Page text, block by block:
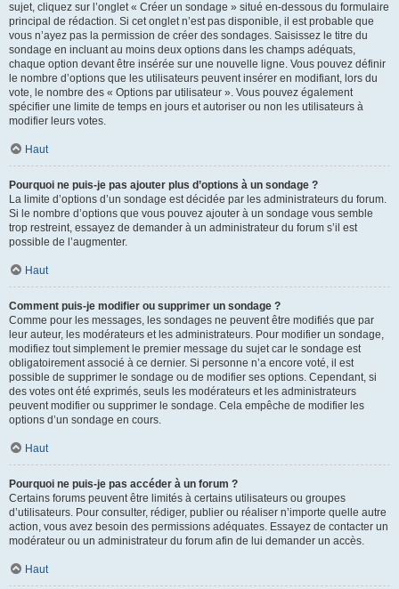
sujet, cliquez sur l’onglet « Créer un sondage » situé en-dessous du formulaire
principal de rédaction. Si cet onglet n’est pas disponible, il est probable que
vous n’ayez pas la permission de créer des sondages. Saisissez le titre du
sondage en incluant au moins deux options dans les champs adéquats,
chaque option devant être insérée sur une nouvelle ligne. Vous pouvez définir
le nombre d’options que les utilisateurs peuvent insérer en modifiant, lors du
vote, le nombre des « Options par utilisateur ». Vous pouvez également
spécifier une limite de temps en jours et autoriser ou non les utilisateurs à
modifier leurs votes.
Haut
Pourquoi ne puis-je pas ajouter plus d’options à un sondage ?
La limite d’options d’un sondage est décidée par les administrateurs du forum.
Si le nombre d’options que vous pouvez ajouter à un sondage vous semble
trop restreint, essayez de demander à un administrateur du forum s’il est
possible de l’augmenter.
Haut
Comment puis-je modifier ou supprimer un sondage ?
Comme pour les messages, les sondages ne peuvent être modifiés que par
leur auteur, les modérateurs et les administrateurs. Pour modifier un sondage,
modifiez tout simplement le premier message du sujet car le sondage est
obligatoirement associé à ce dernier. Si personne n’a encore voté, il est
possible de supprimer le sondage ou de modifier ses options. Cependant, si
des votes ont été exprimés, seuls les modérateurs et les administrateurs
peuvent modifier ou supprimer le sondage. Cela empêche de modifier les
options d’un sondage en cours.
Haut
Pourquoi ne puis-je pas accéder à un forum ?
Certains forums peuvent être limités à certains utilisateurs ou groupes
d’utilisateurs. Pour consulter, rédiger, publier ou réaliser n’importe quelle autre
action, vous avez besoin des permissions adéquates. Essayez de contacter un
modérateur ou un administrateur du forum afin de lui demander un accès.
Haut